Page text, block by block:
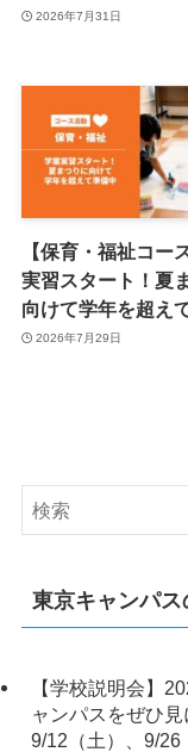
2026年7月31日
【保育・福祉コー
実習スタート！夏
向けて学年を超え
2026年7月29日
東京キャンパ
【学校説明会】
ャンパスをぜひ見
9/12（土）、9/26